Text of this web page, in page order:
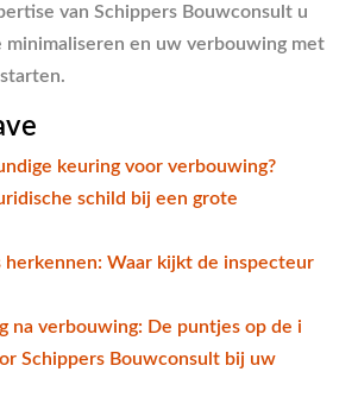
van Schippers Bouwconsult u
minimaliseren en uw verbouwing met
keuring voor verbouwing?
schild bij een grote
Waar kijkt de inspecteur
na verbouwing: De puntjes op de i
Schippers Bouwconsult bij uw